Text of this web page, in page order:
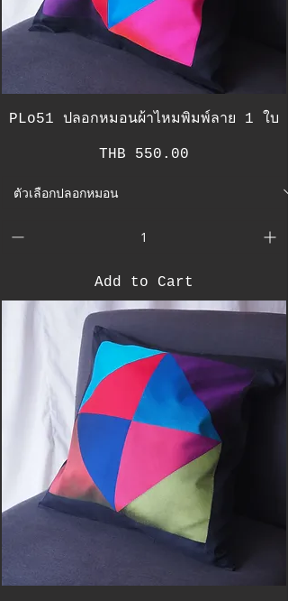
PLo51 ปลอกหมอนผ้าไหมพิมพ์ลาย 1 ใบ
Price
THB 550.00
Add to Cart